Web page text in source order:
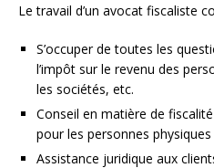
Le travail d’un avocat fiscaliste
S’occuper de toutes les
l’impôt sur le revenu des
les sociétés, etc.
Conseil en matière de
pour les personnes
Assistance juridique aux